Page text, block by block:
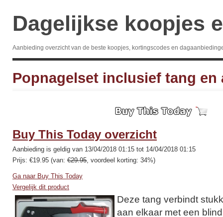
Dagelijkse koopjes
Aanbieding overzicht van de beste koopjes, kortingscodes en
Popnagelset inclusief tang en
Buy This Today overzicht
Aanbieding is geldig van 13/04/2018 01:15 tot 14/04/2018 01:15
Prijs: €19.95 (van: €29.95, voordeel korting: 34%)
Ga naar Buy This Today
Vergelijk dit product
Deze tang verbindt
aan elkaar met een